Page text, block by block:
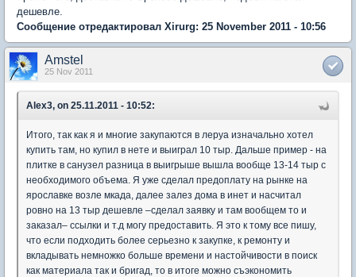
дешевле.
Сообщение отредактировал Xirurg: 25 November 2011 - 10:56
Amstel
25 Nov 2011
Alex3, on 25.11.2011 - 10:52:
Итого, так как я и многие закупаются в леруа изначально хотел
купить там, но купил в нете и выиграл 10 тыр. Дальше пример - на
плитке в санузел разница в выигрыше вышла вообще 13-14 тыр с
необходимого объема. Я уже сделал предоплату на рынке на
ярославке возле мкада, далее залез дома в инет и насчитал
ровно на 13 тыр дешевле –сделал заявку и там вообщем то и
заказал– ссылки и т.д могу предоставить. Я это к тому все пишу,
что если подходить более серьезно к закупке, к ремонту и
вкладывать немножко больше времени и настойчивости в поиск
как материала так и бригад, то в итоге можно съэкономить